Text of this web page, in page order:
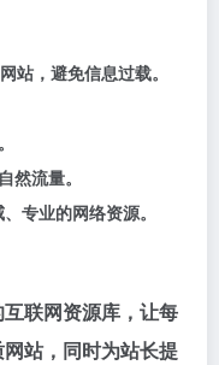
站，避免信息过载。
然流量。
专业的网络资源。
互联网资源库，让每
站，同时为站长提